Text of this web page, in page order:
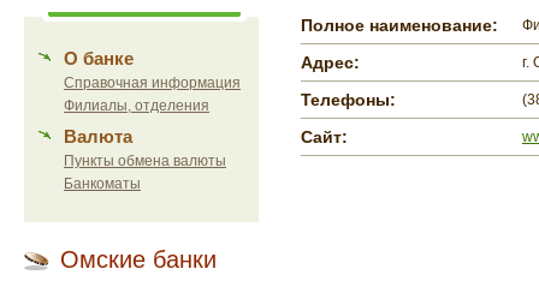
О банке
Справочная информация
Филиалы, отделения
Валюта
Пункты обмена валюты
Банкоматы
Омские банки
Полное наименование:
Адрес: г.
Телефоны:
Сайт: